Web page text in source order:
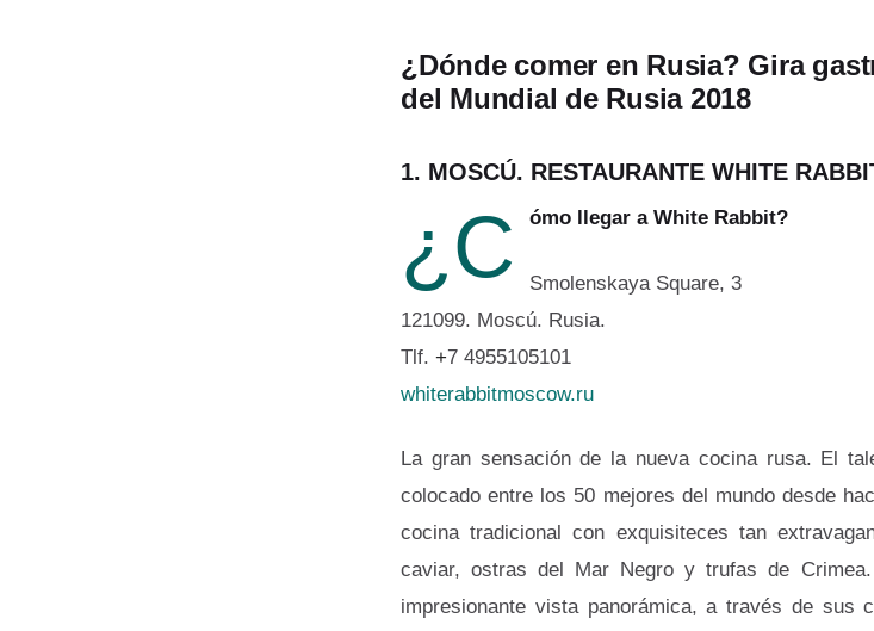
¿Dónde comer en Rusia? Gira
del Mundial de Rusia 2018
1. MOSCÚ. RESTAURANTE WHITE
¿C ómo llegar a White Rabbit?
Smolenskaya Square, 3
121099. Moscú. Rusia.
Tlf. +7 4955105101
whiterabbitmoscow.ru
La gran sensación de la nueva cocina rusa. El
colocado entre los 50 mejores del mundo desde
cocina tradicional con exquisiteces tan
caviar, ostras del Mar Negro y trufas de
impresionante vista panorámica, a través de sus